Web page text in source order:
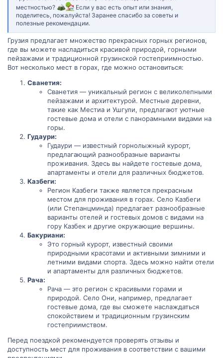
местностью?
Если у вас есть опыт или знания,
поделитесь, пожалуйста! Заранее спасибо за советы и
полезные рекомендации.
Грузия предлагает множество прекрасных горных регионов,
где вы можете насладиться красивой природой, горными
пейзажами и традиционной грузинской гостеприимностью.
Вот несколько мест в горах, где можно остановиться:
Сванетия:
Сванетия — уникальный регион с великолепными
пейзажами и архитектурой. Местные деревни,
такие как Местиа и Ушгули, предлагают уютные
гостевые дома и отели с панорамными видами на
горы.
Гудаури:
Гудаури — известный горнолыжный курорт,
предлагающий разнообразные варианты
проживания. Здесь вы найдете гостевые дома,
апартаменты и отели для различных бюджетов.
Казбеги:
Регион Казбеги также является прекрасным
местом для проживания в горах. Село Казбеги
(или Степанцминда) предлагает разнообразные
варианты отелей и гостевых домов с видами на
гору Казбек и другие окружающие вершины.
Бакуриани:
Это горный курорт, известный своими
природными красотами и активными зимними и
летними видами спорта. Здесь можно найти отели
и апартаменты для различных бюджетов.
Рача:
Рача — это регион с красивыми горами и
природой. Село Они, например, предлагает
гостевые дома, где вы сможете наслаждаться
спокойствием и традиционным грузинским
гостеприимством.
Перед поездкой рекомендуется проверять отзывы и
доступность мест для проживания в соответствии с вашими